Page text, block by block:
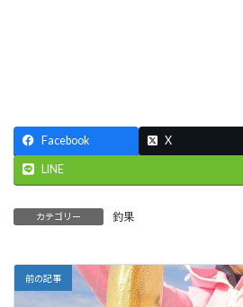
Facebook X
LINE
カテゴリー 釣果
前の記事